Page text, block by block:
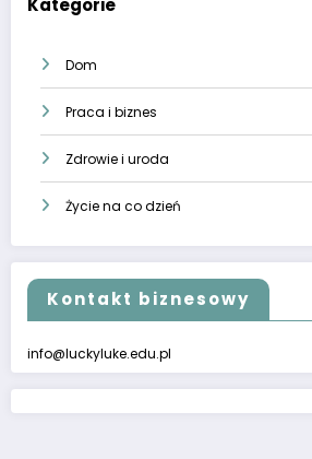
Kategorie
Dom
Praca i biznes
Zdrowie i uroda
Życie na co dzień
Kontakt biznesowy
info@luckyluke.edu.pl